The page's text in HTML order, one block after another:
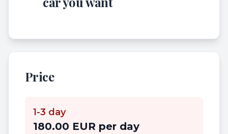
Price
1-3 day
180.00 EUR per day